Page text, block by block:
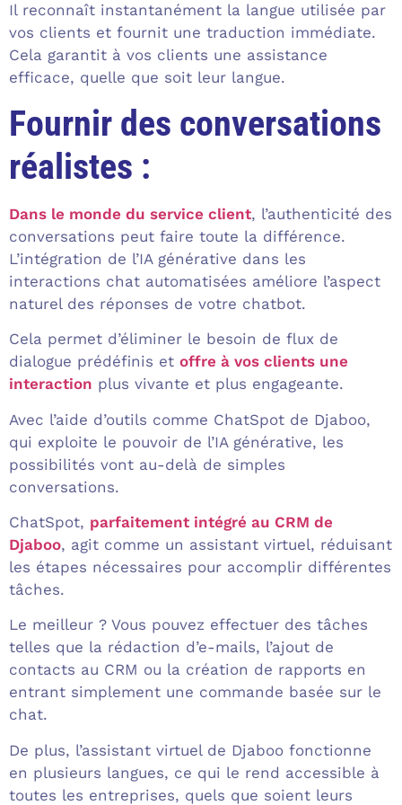
Il reconnaît instantanément la langue utilisée par
vos clients et fournit une traduction immédiate.
Cela garantit à vos clients une assistance
efficace, quelle que soit leur langue.
Fournir des conversations
réalistes :
Dans le monde du service client, l’authenticité des
conversations peut faire toute la différence.
L’intégration de l’IA générative dans les
interactions chat automatisées améliore l’aspect
naturel des réponses de votre chatbot.
Cela permet d’éliminer le besoin de flux de
dialogue prédéfinis et offre à vos clients une
interaction plus vivante et plus engageante.
Avec l’aide d’outils comme ChatSpot de Djaboo,
qui exploite le pouvoir de l’IA générative, les
possibilités vont au-delà de simples
conversations.
ChatSpot, parfaitement intégré au CRM de
Djaboo, agit comme un assistant virtuel, réduisant
les étapes nécessaires pour accomplir différentes
tâches.
Le meilleur ? Vous pouvez effectuer des tâches
telles que la rédaction d’e-mails, l’ajout de
contacts au CRM ou la création de rapports en
entrant simplement une commande basée sur le
chat.
De plus, l’assistant virtuel de Djaboo fonctionne
en plusieurs langues, ce qui le rend accessible à
toutes les entreprises, quels que soient leurs